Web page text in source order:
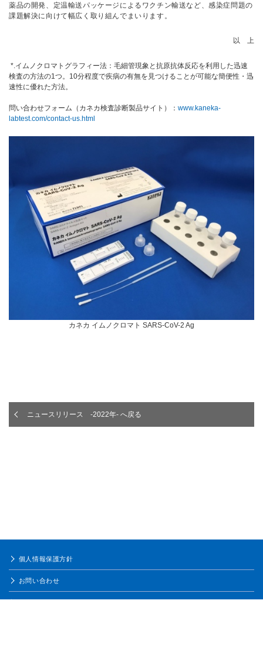
薬品の開発、定温輸送パッケージによるワクチン輸送など、感染症問題の
課題解決に向けて幅広く取り組んでまいります。
以 上
*.イムノクロマトグラフィー法：毛細管現象と抗原抗体反応を利用した迅速
検査の方法の1つ。10分程度で疾病の有無を見つけることが可能な簡便性・迅
速性に優れた方法。
問い合わせフォーム（カネカ検査診断製品サイト）： www.kaneka-
labtest.com/contact-us.html
カネカ イムノクロマト SARS-CoV-2 Ag
ニュースリリース -2022年- へ戻る
個人情報保護方針
お問い合わせ